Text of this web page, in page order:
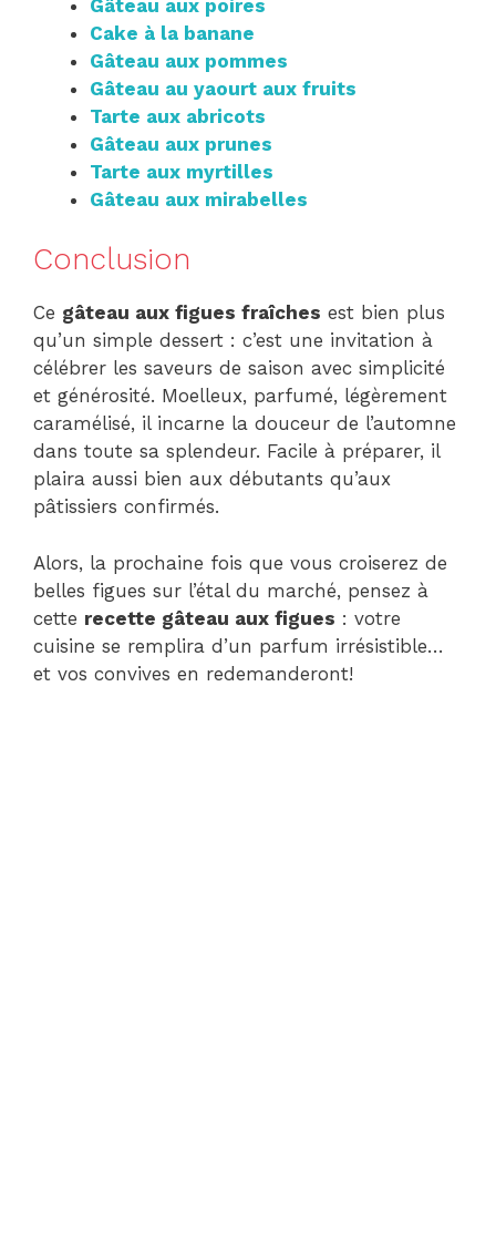
Gâteau aux poires
Cake à la banane
Gâteau aux pommes
Gâteau au yaourt aux fruits
Tarte aux abricots
Gâteau aux prunes
Tarte aux myrtilles
Gâteau aux mirabelles
Conclusion
Ce gâteau aux figues fraîches est bien plus
qu’un simple dessert : c’est une invitation à
célébrer les saveurs de saison avec simplicité
et générosité. Moelleux, parfumé, légèrement
caramélisé, il incarne la douceur de l’automne
dans toute sa splendeur. Facile à préparer, il
plaira aussi bien aux débutants qu’aux
pâtissiers confirmés.
Alors, la prochaine fois que vous croiserez de
belles figues sur l’étal du marché, pensez à
cette recette gâteau aux figues : votre
cuisine se remplira d’un parfum irrésistible…
et vos convives en redemanderont!